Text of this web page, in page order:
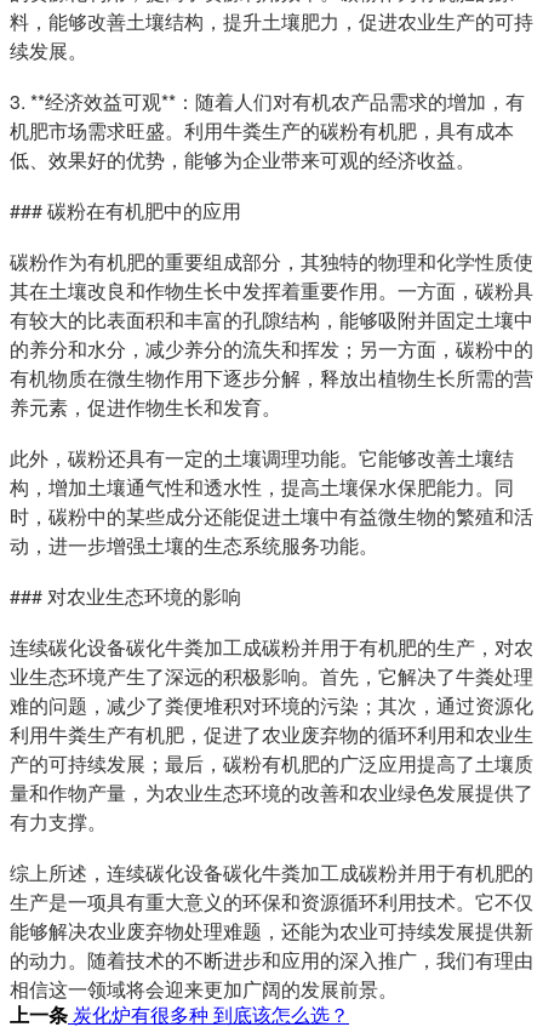
料，能够改善土壤结构，提升土壤肥力，促进农业生产的可持
续发展。
3. **经济效益可观**：随着人们对有机农产品需求的增加，有
机肥市场需求旺盛。利用牛粪生产的碳粉有机肥，具有成本
低、效果好的优势，能够为企业带来可观的经济收益。
### 碳粉在有机肥中的应用
碳粉作为有机肥的重要组成部分，其独特的物理和化学性质使
其在土壤改良和作物生长中发挥着重要作用。一方面，碳粉具
有较大的比表面积和丰富的孔隙结构，能够吸附并固定土壤中
的养分和水分，减少养分的流失和挥发；另一方面，碳粉中的
有机物质在微生物作用下逐步分解，释放出植物生长所需的营
养元素，促进作物生长和发育。
此外，碳粉还具有一定的土壤调理功能。它能够改善土壤结
构，增加土壤通气性和透水性，提高土壤保水保肥能力。同
时，碳粉中的某些成分还能促进土壤中有益微生物的繁殖和活
动，进一步增强土壤的生态系统服务功能。
### 对农业生态环境的影响
连续碳化设备碳化牛粪加工成碳粉并用于有机肥的生产，对农
业生态环境产生了深远的积极影响。首先，它解决了牛粪处理
难的问题，减少了粪便堆积对环境的污染；其次，通过资源化
利用牛粪生产有机肥，促进了农业废弃物的循环利用和农业生
产的可持续发展；最后，碳粉有机肥的广泛应用提高了土壤质
量和作物产量，为农业生态环境的改善和农业绿色发展提供了
有力支撑。
综上所述，连续碳化设备碳化牛粪加工成碳粉并用于有机肥的
生产是一项具有重大意义的环保和资源循环利用技术。它不仅
能够解决农业废弃物处理难题，还能为农业可持续发展提供新
的动力。随着技术的不断进步和应用的深入推广，我们有理由
相信这一领域将会迎来更加广阔的发展前景。
上一条 炭化炉有很多种 到底该怎么选？